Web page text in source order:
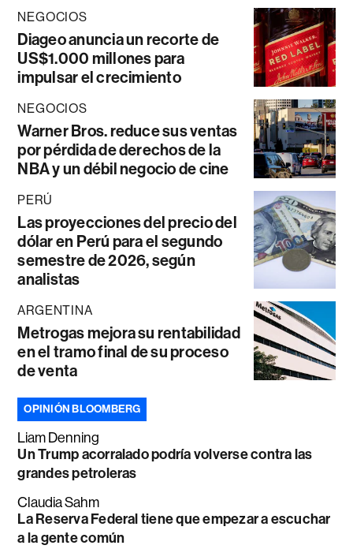
NEGOCIOS
Diageo anuncia un recorte de
US$1.000 millones para
impulsar el crecimiento
NEGOCIOS
Warner Bros. reduce sus ventas
por pérdida de derechos de la
NBA y un débil negocio de cine
PERÚ
Las proyecciones del precio del
dólar en Perú para el segundo
semestre de 2026, según
analistas
ARGENTINA
Metrogas mejora su rentabilidad
en el tramo final de su proceso
de venta
OPINIÓN BLOOMBERG
Liam Denning
Un Trump acorralado podría volverse contra las
grandes petroleras
Claudia Sahm
La Reserva Federal tiene que empezar a escuchar
a la gente común